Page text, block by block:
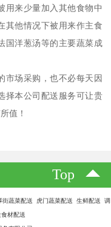
用来少量加入其他食物中
其他情况下被用来作主食
国洋葱汤等的主要蔬菜成
市场采购，也不必每天因
择本公司配送服务可让贵
值！
Top
街蔬菜配送 虎门蔬菜配送 生鲜配送 调
材配送